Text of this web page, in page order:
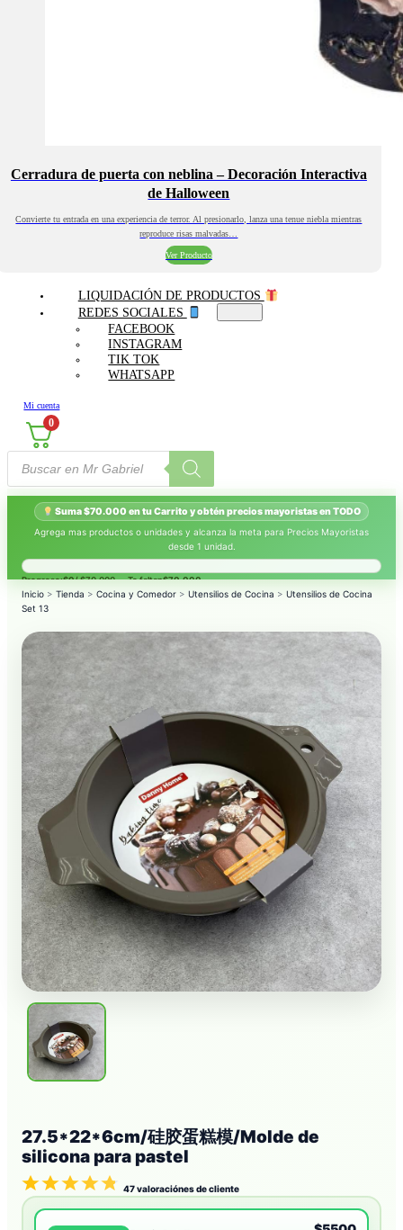
Cerradura de puerta con neblina – Decoración Interactiva
de Halloween
Convierte tu entrada en una experiencia de terror. Al presionarlo, lanza una tenue niebla mientras
reproduce risas malvadas…
Ver Producto
LIQUIDACIÓN DE PRODUCTOS
REDES SOCIALES
FACEBOOK
INSTAGRAM
TIK TOK
WHATSAPP
Mi cuenta
0
Búsqueda
productos
Suma $70.000 en tu Carrito y obtén precios mayoristas en TODO
Agrega mas productos o unidades y alcanza la meta para Precios Mayoristas
desde 1 unidad.
Progreso:$0/ $70.000 — Te faltan$70.000.
Inicio > Tienda > Cocina y Comedor > Utensilios de Cocina > Utensilios de Cocina
Set 13
27.5*22*6cm/硅胶蛋糕模/Molde de
silicona para pastel
47valoraciónes de cliente